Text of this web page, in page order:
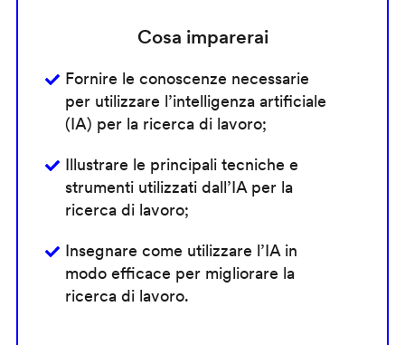
Cosa imparerai
Fornire le conoscenze necessarie
per utilizzare l’intelligenza artificiale
(IA) per la ricerca di lavoro;
Illustrare le principali tecniche e
strumenti utilizzati dall’IA per la
ricerca di lavoro;
Insegnare come utilizzare l’IA in
modo efficace per migliorare la
ricerca di lavoro.